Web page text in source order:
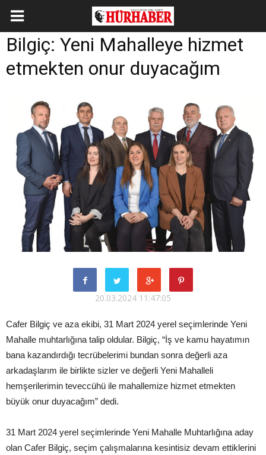
Bilgiç: Yeni Mahalleye hizmet
etmekten onur duyacağım
20.03.2024 11:47:05
Cafer Bilgiç ve aza ekibi, 31 Mart 2024 yerel seçimlerinde Yeni
Mahalle muhtarlığına talip oldular. Bilgiç, “İş ve kamu hayatımın
bana kazandırdığı tecrübelerimi bundan sonra değerli aza
arkadaşlarım ile birlikte sizler ve değerli Yeni Mahalleli
hemşerilerimin teveccühü ile mahallemize hizmet etmekten
büyük onur duyacağım” dedi.
31 Mart 2024 yerel seçimlerinde Yeni Mahalle Muhtarlığına aday
olan Cafer Bilgiç, seçim çalışmalarına kesintisiz devam ettiklerini